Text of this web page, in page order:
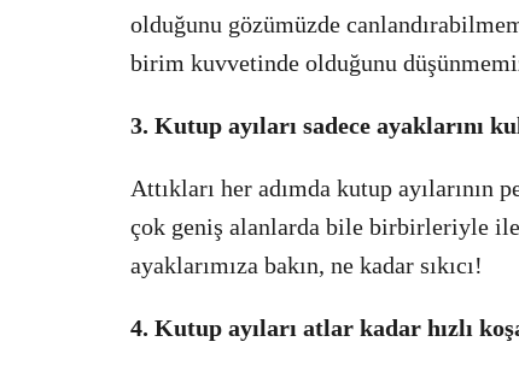
olduğunu gözümüzde
birim kuvvetinde olduğunu
3. Kutup ayıları sadece
Attıkları her adımda kutup
çok geniş alanlarda bile birbirleriyle
ayaklarımıza bakın, ne kadar sıkıcı!
4. Kutup ayıları atlar kadar hızlı